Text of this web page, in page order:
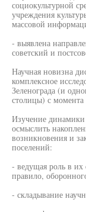
социокультурной
учреждения
массовой
- выявлена
советский и
Научная новизна
комплексное
Зеленограда (и
столицы) с момента
Изучение динамики
осмыслить
возникновения и
поселений:
- ведущая роль в
правило,
- складывание